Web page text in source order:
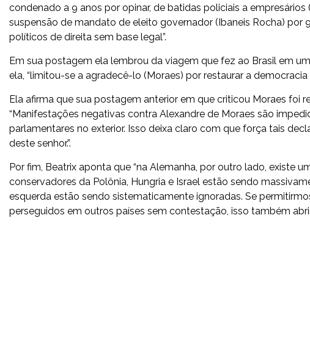
condenado a 9 anos por opinar, de batidas policiais a
suspensão de mandato de eleito governador (Ibaneis Rocha) por
políticos de direita sem base legal”.
Em sua postagem ela lembrou da viagem que fez ao Brasil em
ela, “limitou-se a agradecê-lo (Moraes) por restaurar a
Ela afirma que sua postagem anterior em que criticou Moraes foi
“Manifestações negativas contra Alexandre de Moraes são
parlamentares no exterior. Isso deixa claro com que força tais
deste senhor.”.
Por fim, Beatrix aponta que “na Alemanha, por outro lado, existe
conservadores da Polônia, Hungria e Israel estão sendo
esquerda estão sendo sistematicamente ignoradas. Se
perseguidos em outros países sem contestação, isso também